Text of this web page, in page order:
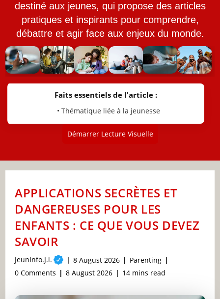
destiné aux jeunes, qui propose des articles
pratiques et inspirants pour comprendre,
débattre et agir face aux enjeux du monde.
Faits essentiels de l'article :
• Thématique liée à la jeunesse
Démarrer Lecture Visuelle
APPLICATIONS SECRÈTES ET
DANGEREUSES POUR LES
ENFANTS : CE QUE VOUS DEVEZ
SAVOIR
Post
author:
JeunInfo.J.l.
Post
published:
8 August 2026
Post
category:
Parenting
Post
0 Comments
Post
modified:
8 August 2026
Reading
14 mins read